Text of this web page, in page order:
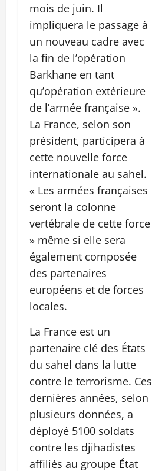
mois de juin. Il
impliquera le passage à
un nouveau cadre avec
la fin de l’opération
Barkhane en tant
qu’opération extérieure
de l’armée française ».
La France, selon son
président, participera à
cette nouvelle force
internationale au sahel.
« Les armées françaises
seront la colonne
vertébrale de cette force
» même si elle sera
également composée
des partenaires
européens et de forces
locales.
La France est un
partenaire clé des États
du sahel dans la lutte
contre le terrorisme. Ces
dernières années, selon
plusieurs données, a
déployé 5100 soldats
contre les djihadistes
affiliés au groupe État